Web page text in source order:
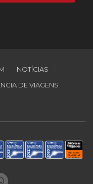
NOTÍCIAS
DE VIAGENS